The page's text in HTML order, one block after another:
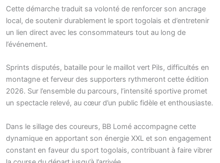
Cette démarche traduit sa volonté de renforcer son ancrage
local, de soutenir durablement le sport togolais et d’entretenir
un lien direct avec les consommateurs tout au long de
l’événement.
Sprints disputés, bataille pour le maillot vert Pils, difficultés en
montagne et ferveur des supporters rythmeront cette édition
2026. Sur l’ensemble du parcours, l’intensité sportive promet
un spectacle relevé, au cœur d’un public fidèle et enthousiaste.
Dans le sillage des coureurs, BB Lomé accompagne cette
dynamique en apportant son énergie XXL et son engagement
constant en faveur du sport togolais, contribuant à faire vibrer